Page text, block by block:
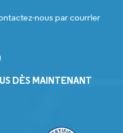
nous par courrier
DÈS MAINTENANT